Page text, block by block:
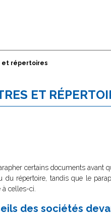
et répertoires
ET
certains documents avant
du répertoire, tandis que le
celles-ci.
des sociétés